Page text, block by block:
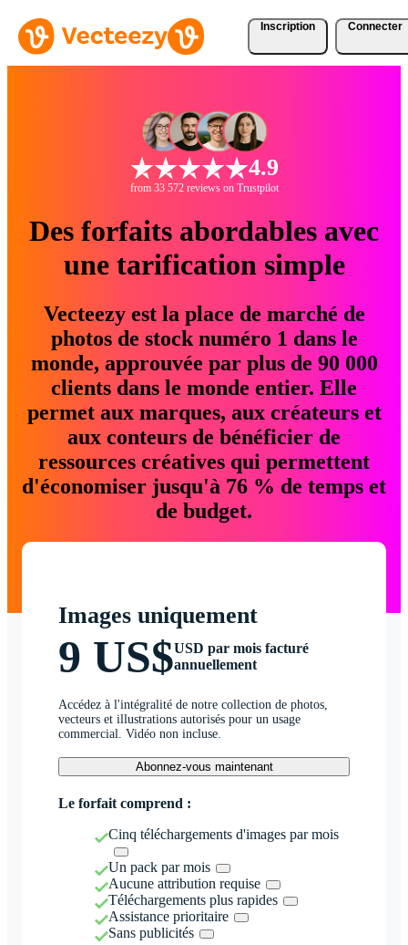
Inscription Connecter
4.9
from 33 572 reviews on Trustpilot
Des forfaits abordables avec
une tarification simple
Vecteezy est la place de marché de
photos de stock numéro 1 dans le
monde, approuvée par plus de 90 000
clients dans le monde entier. Elle
permet aux marques, aux créateurs et
aux conteurs de bénéficier de
ressources créatives qui permettent
d'économiser jusqu'à 76 % de temps et
de budget.
Images uniquement
9 US$USD par mois facturé
annuellement
Accédez à l'intégralité de notre collection de photos,
vecteurs et illustrations autorisés pour un usage
commercial. Vidéo non incluse.
Abonnez-vous maintenant
Le forfait comprend :
Cinq téléchargements d'images par mois
Un pack par mois
Aucune attribution requise
Téléchargements plus rapides
Assistance prioritaire
Sans publicités